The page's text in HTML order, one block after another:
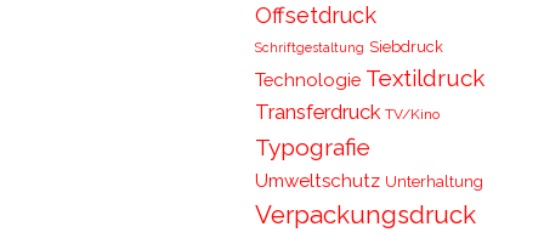
Offsetdruck
Schriftgestaltung Siebdruck
Technologie Textildruck
Transferdruck TV/Kino
Typografie
Umweltschutz Unterhaltung
Verpackungsdruck